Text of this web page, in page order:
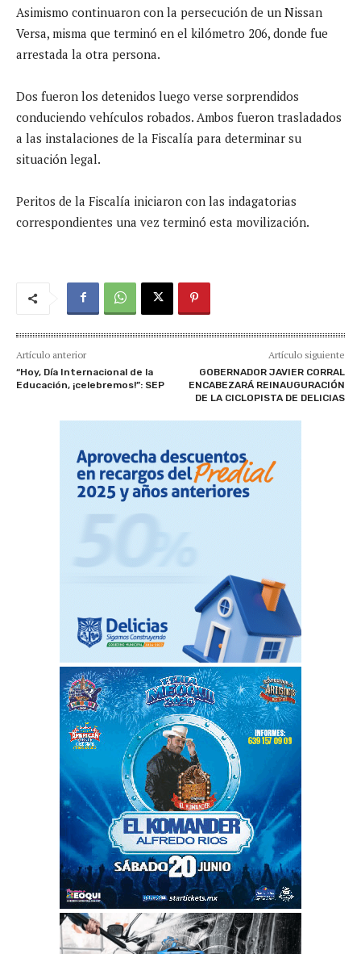
Asimismo continuaron con la persecución de un Nissan
Versa, misma que terminó en el kilómetro 206, donde fue
arrestada la otra persona.
Dos fueron los detenidos luego verse sorprendidos
conduciendo vehículos robados. Ambos fueron trasladados
a las instalaciones de la Fiscalía para determinar su
situación legal.
Peritos de la Fiscalía iniciaron con las indagatorias
correspondientes una vez terminó esta movilización.
Artículo anterior
“Hoy, Día Internacional de la
Educación, ¡celebremos!”: SEP
Artículo siguiente
GOBERNADOR JAVIER CORRAL
ENCABEZARÁ REINAUGURACIÓN
DE LA CICLOPISTA DE DELICIAS